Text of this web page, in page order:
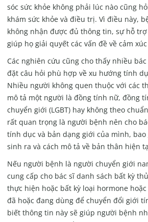
sóc sức khỏe không phải lúc nào cũng
khám sức khỏe và điều trị. Vì điều này,
không nhận được đủ thông tin, sự hỗ
giúp họ giải quyết các vấn đề về cảm
Các nghiên cứu cũng cho thấy nhiều
đặt câu hỏi phù hợp về xu hướng tính
Nhiều người không quen thuộc với các
mô tả một người là đồng tính nữ, đồng
chuyển giới (LGBT) hay không theo
rất quan trọng là người bệnh nên cho
tính dục và bản dạng giới của mình,
sinh ra và cách mô tả về bản thân hiện
Nếu người bệnh là người chuyển giới
cung cấp cho bác sĩ danh sách bất kỳ
thực hiện hoặc bất kỳ loại hormone
đã hoặc đang dùng để chuyển đổi giới
biết thông tin này sẽ giúp người bệnh